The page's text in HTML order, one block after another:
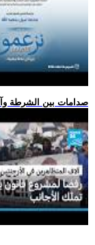
.. صدامات بين الشرطة